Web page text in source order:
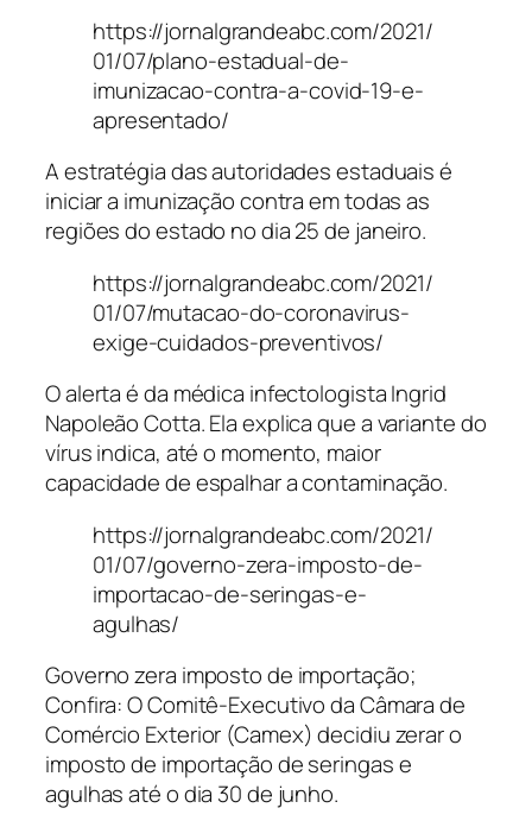
https://jornalgrandeabc.com/2021/
01/07/plano-estadual-de-
imunizacao-contra-a-covid-19-e-
apresentado/
A estratégia das autoridades estaduais é
iniciar a imunização contra em todas as
regiões do estado no dia 25 de janeiro.
https://jornalgrandeabc.com/2021/
01/07/mutacao-do-coronavirus-
exige-cuidados-preventivos/
O alerta é da médica infectologista Ingrid
Napoleão Cotta. Ela explica que a variante do
vírus indica, até o momento, maior
capacidade de espalhar a contaminação.
https://jornalgrandeabc.com/2021/
01/07/governo-zera-imposto-de-
importacao-de-seringas-e-
agulhas/
Governo zera imposto de importação;
Confira: O Comitê-Executivo da Câmara de
Comércio Exterior (Camex) decidiu zerar o
imposto de importação de seringas e
agulhas até o dia 30 de junho.